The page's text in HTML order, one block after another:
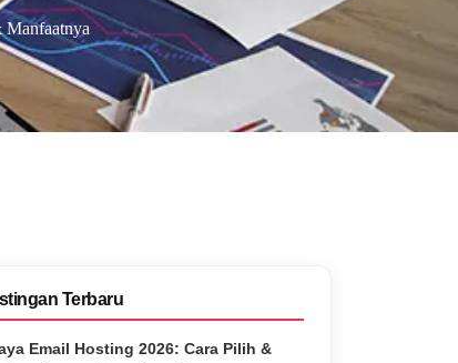
Manfaatnya
Terbaru
Email Hosting 2026: Cara Pilih &